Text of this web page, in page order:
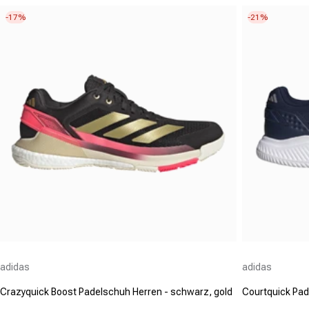
-17%
adidas
Crazyquick Boost Padelschuh Herren - schwarz, gold
-21%
adidas
Courtquick